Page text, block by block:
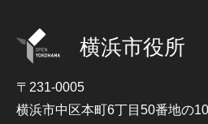
横浜市役所
〒231-0005
横浜市中区本町6丁目50番地の10